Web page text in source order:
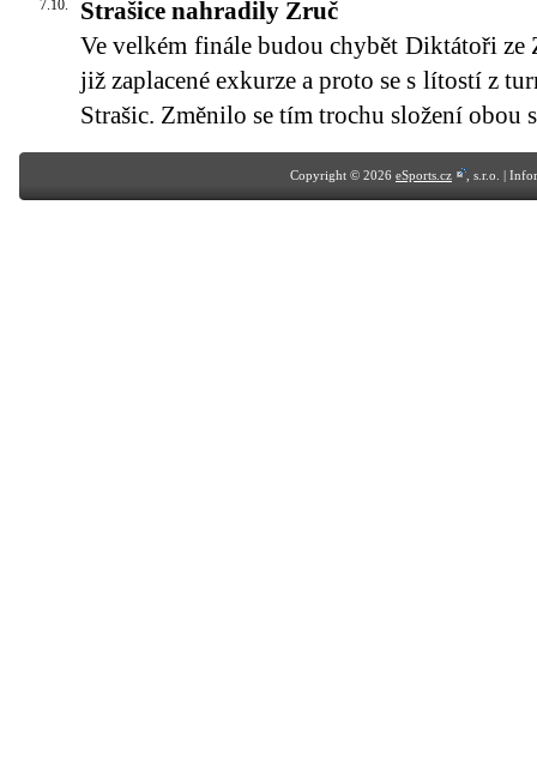
7.10.
Strašice nahradily Zruč
Ve velkém finále budou chybět Diktátoři ze
již zaplacené exkurze a proto se s lítostí z
Strašic. Změnilo se tím trochu složení obou
Copyright © 2026 eSports.cz , s.r.o. |